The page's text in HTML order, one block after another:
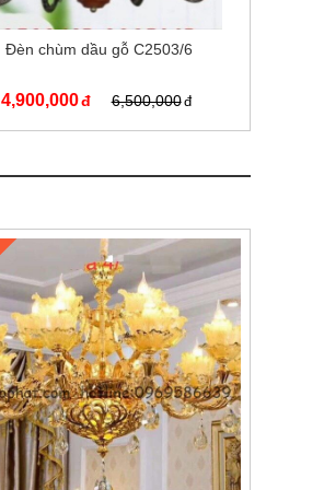
Đèn chùm dầu gỗ C2503/6
4,900,000 6,500,000